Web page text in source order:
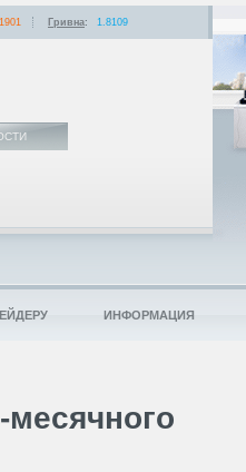
месячного
Гривна: 1.8109
ИНФОРМАЦИЯ